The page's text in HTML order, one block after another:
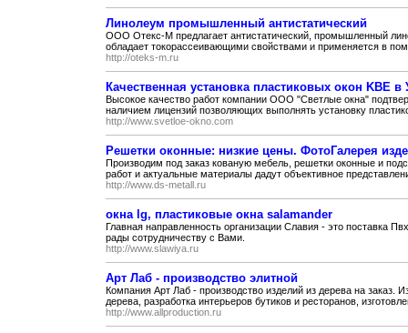
Линолеум промышленный антистатический
ООО Отекс-М предлагает антистатический, промышленный
обладает токорассеивающими свойствами и применяется в
http://oteks-m.ru
Качественная установка пластиковых окон KBE в
Высокое качество работ компании ООО "Светлые окна"
наличием лицензий позволяющих выполнять установку
http://www.svetloe-okno.com
Решетки оконные: низкие цены. ФотоГалерея
Производим под заказ кованую мебель, решетки оконные и
работ и актуальные материалы дадут объективное
http://www.ds-metall.ru
окна lg, пластиковые окна salamander
Главная направленность организации Славия - это поставка
рады сотрудничеству с Вами.
http://www.slawiya.ru
Арт Лаб - производство элитной
Компания Арт Лаб - производство изделий из дерева на заказ.
дерева, разработка интерьеров бутиков и ресторанов,
http://www.allproduction.ru